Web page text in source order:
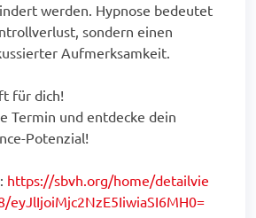
werden. Hypnose bedeutet
sondern einen
Aufmerksamkeit.
für dich!
Termin und entdecke dein
Potenzial!
https://sbvh.org/home/detailvie
eyJlIjoiMjc2NzE5IiwiaSI6MH0=